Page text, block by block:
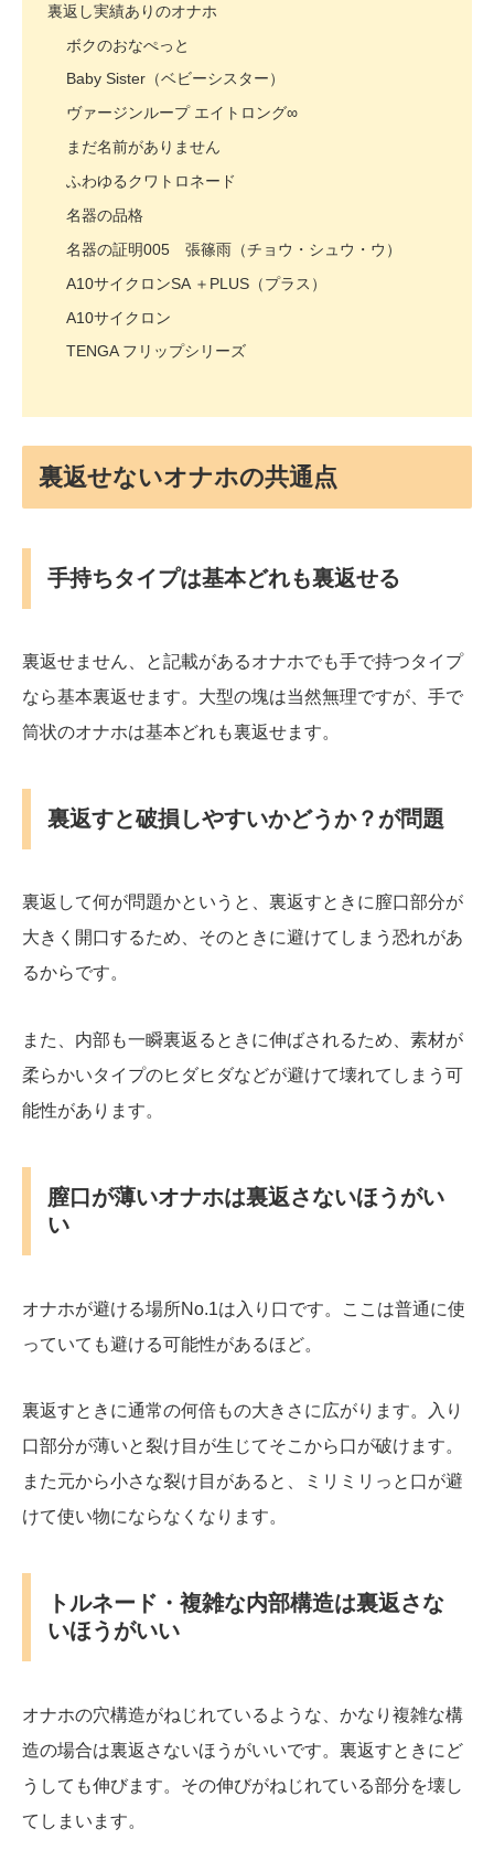
裏返し実績ありのオナホ
ボクのおなぺっと
Baby Sister（ベビーシスター）
ヴァージンループ エイトロング∞
まだ名前がありません
ふわゆるクワトロネード
名器の品格
名器の証明005 張篠雨（チョウ・シュウ・ウ）
A10サイクロンSA ＋PLUS（プラス）
A10サイクロン
TENGA フリップシリーズ
裏返せないオナホの共通点
手持ちタイプは基本どれも裏返せる
裏返せません、と記載があるオナホでも手で持つタイプ
なら基本裏返せます。大型の塊は当然無理ですが、手で
筒状のオナホは基本どれも裏返せます。
裏返すと破損しやすいかどうか？が問題
裏返して何が問題かというと、裏返すときに膣口部分が
大きく開口するため、そのときに避けてしまう恐れがあ
るからです。
また、内部も一瞬裏返るときに伸ばされるため、素材が
柔らかいタイプのヒダヒダなどが避けて壊れてしまう可
能性があります。
膣口が薄いオナホは裏返さないほうがい
い
オナホが避ける場所No.1は入り口です。ここは普通に使
っていても避ける可能性があるほど。
裏返すときに通常の何倍もの大きさに広がります。入り
口部分が薄いと裂け目が生じてそこから口が破けます。
また元から小さな裂け目があると、ミリミリっと口が避
けて使い物にならなくなります。
トルネード・複雑な内部構造は裏返さな
いほうがいい
オナホの穴構造がねじれているような、かなり複雑な構
造の場合は裏返さないほうがいいです。裏返すときにど
うしても伸びます。その伸びがねじれている部分を壊し
てしまいます。